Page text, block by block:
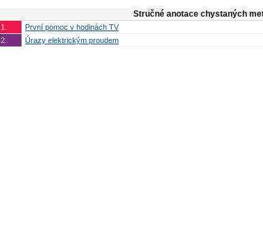
Stručné anotace chystaných
1.
První pomoc v hodinách TV
2.
Úrazy elektrickým proudem